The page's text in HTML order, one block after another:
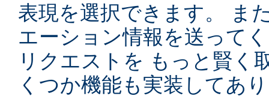
表現を選択できます。 ま
エーション情報を送って
リクエストを もっと賢く
くつか機能も実装してあ